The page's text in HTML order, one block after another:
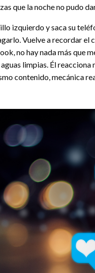
que la noche no pudo
izquierdo y saca su
Vuelve a recordar el
no hay nada más que
limpias. Él
contenido, mecánica